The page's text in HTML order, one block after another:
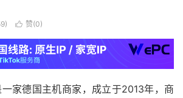
 赞(0)
家德国主机商家，成立于2013年，商